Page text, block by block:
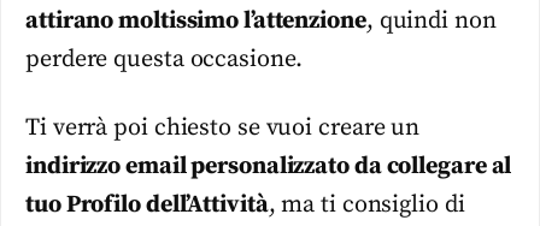
attirano moltissimo l’attenzione, quindi non
perdere questa occasione.
Ti verrà poi chiesto se vuoi creare un
indirizzo email personalizzato da collegare al
tuo Profilo dell’Attività, ma ti consiglio di